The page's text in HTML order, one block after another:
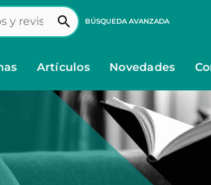
search BÚSQUEDA AVANZADA
Artículos Novedades